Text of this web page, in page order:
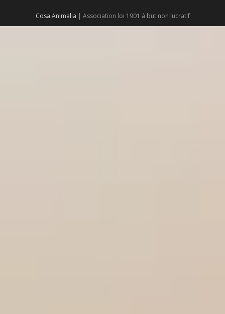
Cosa Animalia | Association loi 1901 à but non lucratif